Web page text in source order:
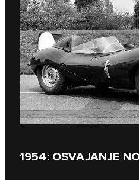
1954: OSVAJANJE